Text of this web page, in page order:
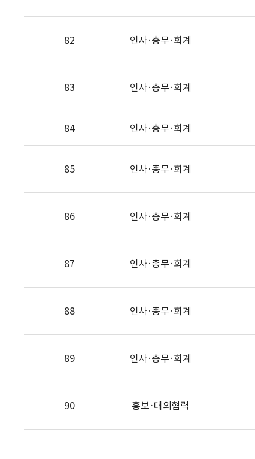
82 인사·총무·회계
83 인사·총무·회계
84 인사·총무·회계
85 인사·총무·회계
86 인사·총무·회계
87 인사·총무·회계
88 인사·총무·회계
89 인사·총무·회계
90 홍보·대외협력